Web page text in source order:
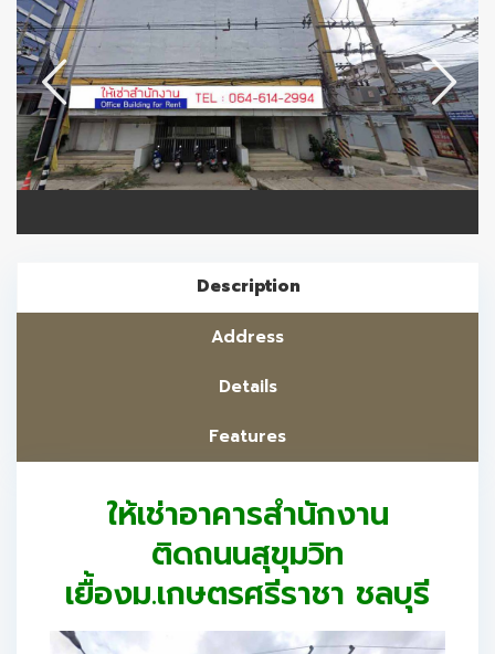
Description
Address
Details
Features
ให้เช่าอาคารสำนักงาน
ติดถนนสุขุมวิท
เยื้องม.เกษตรศรีราชา ชลบุรี